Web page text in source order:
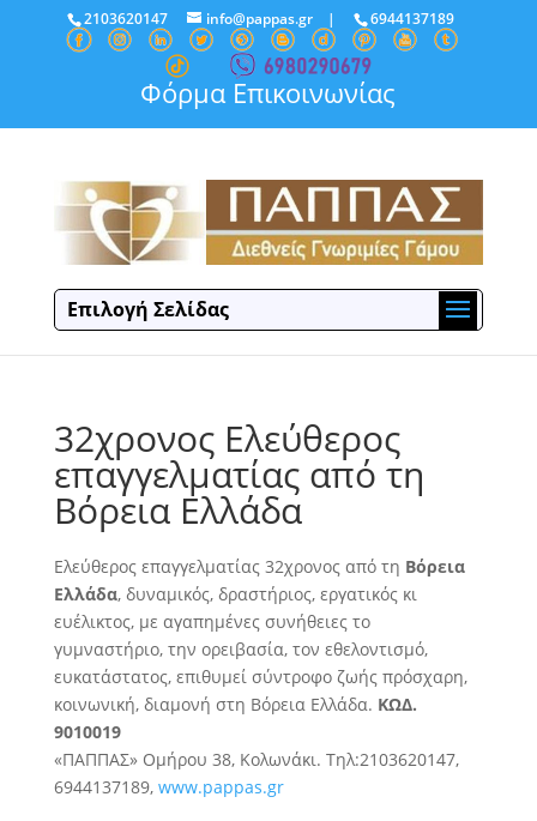
2103620147 info@pappas.gr| 6944137189
Φόρμα Επικοινωνίας
Επιλογή Σελίδας
32χρονος Ελεύθερος
επαγγελματίας από τη
Βόρεια Ελλάδα
Ελεύθερος επαγγελματίας 32χρονος από τη Βόρεια
Ελλάδα, δυναμικός, δραστήριος, εργατικός κι
ευέλικτος, με αγαπημένες συνήθειες το
γυμναστήριο, την ορειβασία, τον εθελοντισμό,
ευκατάστατος, επιθυμείσύντροφο ζωής πρόσχαρη,
κοινωνική, διαμονή στη Βόρεια Ελλάδα. ΚΩΔ.
9010019
«ΠΑΠΠΑΣ» Ομήρου 38, Κολωνάκι. Τηλ:2103620147,
6944137189, www.pappas.gr